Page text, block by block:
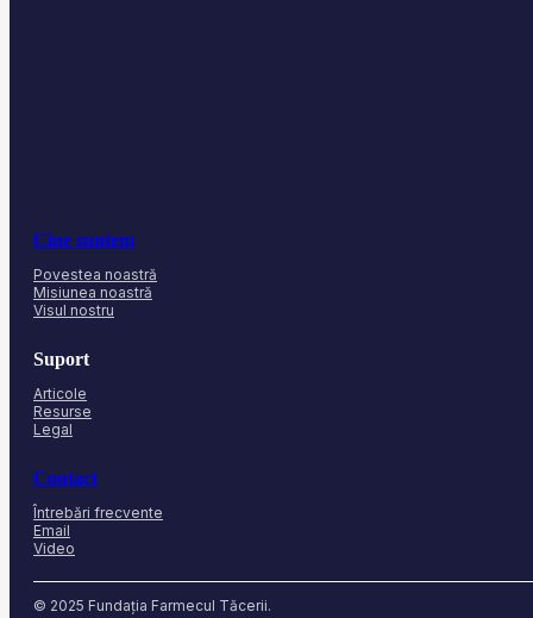
Cine suntem
Povestea noastră
Misiunea noastră
Visul nostru
Suport
Articole
Resurse
Legal
Contact
Întrebări frecvente
Email
Video
© 2025 Fundația Farmecul Tăcerii.